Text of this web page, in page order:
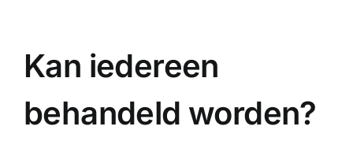
Blog
Kan iedereen
behandeld worden?